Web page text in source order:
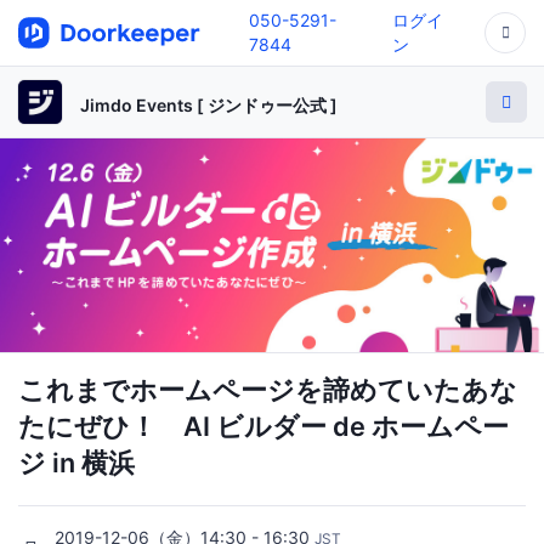
050-5291-
7844
ログイ
ン
Jimdo Events [ ジンドゥー公式 ]
これまでホームページを諦めていたあな
たにぜひ！ AI ビルダー de ホームペー
ジ in 横浜
2019-12-06（金）14:30 - 16:30 JST